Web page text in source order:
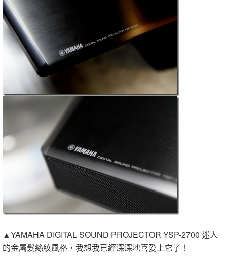
▲YAMAHA DIGITAL SOUND PROJECTOR YSP-2700 迷人
的金屬髮絲紋風格，我想我已經深深地喜愛上它了！